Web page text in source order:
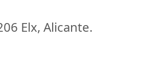
Elx, Alicante.